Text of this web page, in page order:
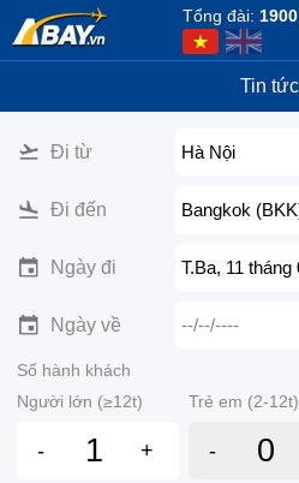
Tổng đài:
Tin tức
Đi từ Hà Nội
Đi đến Bangkok
Ngày đi T.Ba, 11 tháng
Ngày về --/--/----
Số hành khách
Người lớn (≥12t)
Trẻ em (2-12t)
- + -